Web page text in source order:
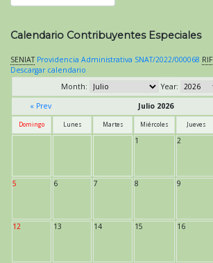
Calendario Contribuyentes Especiales
SENIAT Providencia Administrativa SNAT/2022/000068 RIF
Descargar calendario
Month:
Year:
« Prev
Julio 2026
Domingo Lunes Martes Miércoles Jueves
1 2
5 6 7 8 9
12 13 14 15 16